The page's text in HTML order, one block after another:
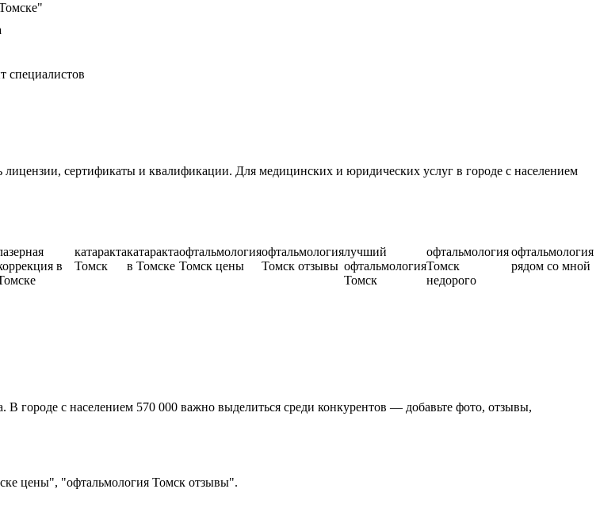
специалистов
сертификаты и квалификации. Для медицинских и юридических услуг в городе с населением
в
катаракта
Томск
катаракта
в Томске
офтальмология
Томск цены
офтальмология
Томск отзывы
лучший
офтальмология
Томск
офтальмология
Томск
недорого
офтальмология
рядом со мной
городе с населением 570 000 важно выделиться среди конкурентов — добавьте фото, отзывы,
цены", "офтальмология Томск отзывы".